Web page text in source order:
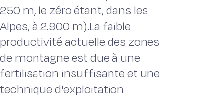
250 m, le zéro étant, dans les
Alpes, à 2.900 m).La faible
productivité actuelle des zones
de montagne est due à une
fertilisation insuffisante et une
technique d'exploitation